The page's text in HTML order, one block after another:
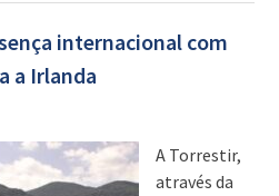
internacional com
a Irlanda
A Torrestir,
através da